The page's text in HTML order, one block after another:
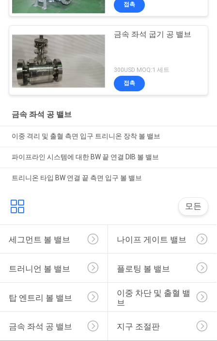
접촉
금속 좌석 굽기 공 밸브
300USD MOQ:1 세트
접촉
금속 좌석 공 밸브
이중 격리 및 출혈 측면 입구 트리니온 장착 볼 밸브
파이프라인 시스템에 대한 BW 끝 연결 DIB 볼 밸브
트리니온 타입 BW 연결 끝 측면 입구 볼 밸브
모든
세그먼트 볼 밸브 나이프 게이트 밸브
트러니언 볼 밸브 플로팅 볼 밸브
탑 엔트리 볼 밸브
이중 차단 및 출혈 밸
브
금속 좌석 공 밸브 지구 조절판